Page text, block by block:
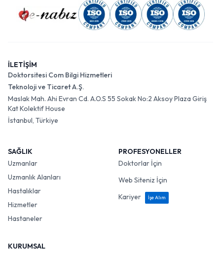
İLETİŞİM
Doktorsitesi Com Bilgi Hizmetleri
Teknoloji ve Ticaret A.Ş.
Maslak Mah. Ahi Evran Cd. A.O.S 55 Sokak No:2 Aksoy Plaza Giriş
Kat Kolektif House
İstanbul, Türkiye
SAĞLIK
Uzmanlar
Uzmanlık Alanları
Hastalıklar
Hizmetler
Hastaneler
PROFESYONELLER
Doktorlar İçin
Web Siteniz İçin
Kariyer
İşe Alım
KURUMSAL